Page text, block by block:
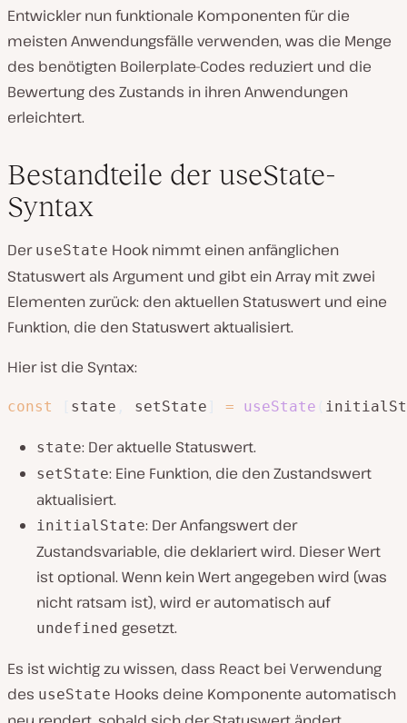
Entwickler nun funktionale Komponenten für die
meisten Anwendungsfälle verwenden, was die Menge
des benötigten Boilerplate-Codes reduziert und die
Bewertung des Zustands in ihren Anwendungen
erleichtert.
Bestandteile der useState-
Syntax
Der useState Hook nimmt einen anfänglichen
Statuswert als Argument und gibt ein Array mit zwei
Elementen zurück: den aktuellen Statuswert und eine
Funktion, die den Statuswert aktualisiert.
Hier ist die Syntax:
const state setState = useState
state: Der aktuelle Statuswert.
setState: Eine Funktion, die den Zustandswert
aktualisiert.
initialState: Der Anfangswert der
Zustandsvariable, die deklariert wird. Dieser Wert
ist optional. Wenn kein Wert angegeben wird (was
nicht ratsam ist), wird er automatisch auf
undefined gesetzt.
Es ist wichtig zu wissen, dass React bei Verwendung
des useState Hooks deine Komponente automatisch